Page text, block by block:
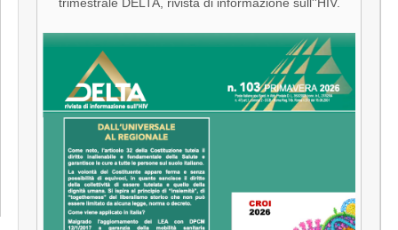
trimestrale DELTA, rivista di informazione sull''HIV.